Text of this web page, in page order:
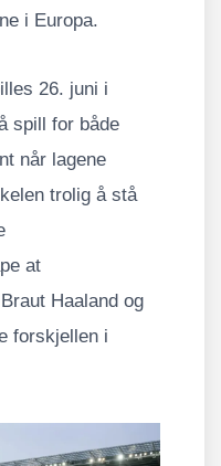
i Europa.
26. juni i
spill for både
når lagene
trolig å stå
at
Haaland og
forskjellen i